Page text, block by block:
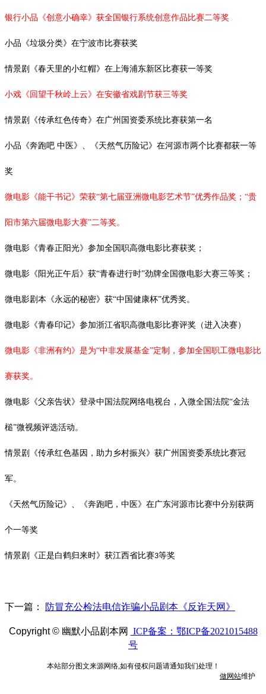
银行小品《创意小确幸》获全国银行系统创意作品比赛二等奖
小品《垃圾分类》在宁波市比赛获奖
情景剧《春天里的小红帽》在上海浦东新区比赛获一等奖
小戏《回望千秋岭上云》在安徽省戏剧节获三等奖
情景剧《传承红色传奇》在广州国资委系统比赛获第一名
小品《奔跑吧 中医》、《天然气历险记》在河源市两个比赛都获一等
奖
微电影《能干书记》荣获“第七届亚洲微电影艺术节”优秀作品奖；“贵
阳市第六届微电影大赛”二等奖。
微电影《青春正阳光》参加全国职高微电影比赛获奖；
微电影《阳光正午后》获“青春进行时”劲牌全国微电影大赛三等奖；
微电影剧本《永远的秘密》获“中国健康杯”优秀奖。
微电影《青春印记》参加浙江省职高微电影比赛评奖（进入决赛）
微电影《非洲有约》是为“中非发展基金”定制，参加全国职工微电影比
赛获奖。
微电影《父亲告状》登录中国法院网络电视台，入微全国法院“金法
槌”微视频评选活动。
情景剧《传承红色基因，助力乡村振兴》获广州国资委系统比赛冠
军。
《天然气历险记》、《奔跑吧，中医》在广东河源市比赛中分别获两
个一等奖
情景剧《正是白鹤归来时》获江西省比赛3等奖
下一篇： 防冒充公检法电信诈骗小品剧本《反诈天网》
Copyright © 幽默小品剧本网
ICP备案：鄂ICP备2021015488
号
本站部分图文来源网络,如有侵权问题请通知我们处理！
做网站维护